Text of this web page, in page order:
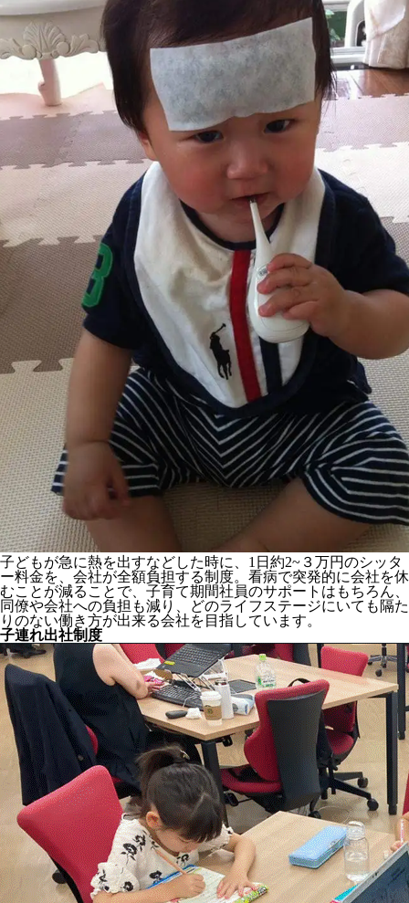
子どもが急に熱を出すなどした時に、1日約2~３万円のシッタ
ー料金を、会社が全額負担する制度。看病で突発的に会社を休
むことが減ることで、子育て期間社員のサポートはもちろん、
同僚や会社への負担も減り、どのライフステージにいても隔た
りのない働き方が出来る会社を目指しています。
子連れ出社制度